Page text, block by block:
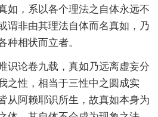
如，系以各个理法之自体永远不
谓非由其理法自体而名真如，乃
种相状而立者。
论卷九载，真如乃远离虚妄分
之性，相当于三性中之圆成实
从阿赖耶识所生，故真如本身为